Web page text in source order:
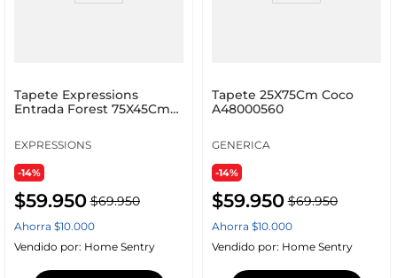
Tapete Expressions
Entrada Forest 75X45Cm
EXPRESSIONS
-14%
$59.950 $69.950
Ahorra $10.000
Vendido por: Home Sentry
Tapete 25X75Cm Coco
A48000560
GENERICA
-14%
$59.950 $69.950
Ahorra $10.000
Vendido por: Home Sentry